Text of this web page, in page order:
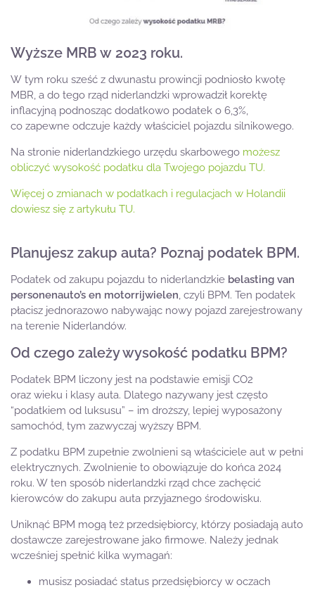
Wyższe MRB w 2023 roku.
W tym roku sześć z dwunastu prowincji podniosło kwotę
MBR, a do tego rząd niderlandzki wprowadził korektę
inflacyjną podnosząc dodatkowo podatek o 6,3%,
co zapewne odczuje każdy właściciel pojazdu silnikowego.
Na stronie niderlandzkiego urzędu skarbowego możesz
obliczyć wysokość podatku dla Twojego pojazdu TU.
Więcej o zmianach w podatkach i regulacjach w Holandii
dowiesz się z artykułu TU.
Planujesz zakup auta? Poznaj podatek BPM.
Podatek od zakupu pojazdu to niderlandzkie belasting van
personenauto’s en motorrijwielen, czyli BPM. Ten podatek
płacisz jednorazowo nabywając nowy pojazd zarejestrowany
na terenie Niderlandów.
Od czego zależy wysokość podatku BPM?
Podatek BPM liczony jest na podstawie emisji CO2
oraz wieku i klasy auta. Dlatego nazywany jest często
“podatkiem od luksusu” – im droższy, lepiej wyposażony
samochód, tym zazwyczaj wyższy BPM.
Z podatku BPM zupełnie zwolnieni są właściciele aut w pełni
elektrycznych. Zwolnienie to obowiązuje do końca 2024
roku. W ten sposób niderlandzki rząd chce zachęcić
kierowców do zakupu auta przyjaznego środowisku.
Uniknąć BPM mogą też przedsiębiorcy, którzy posiadają auto
dostawcze zarejestrowane jako firmowe. Należy jednak
wcześniej spełnić kilka wymagań:
musisz posiadać status przedsiębiorcy w oczach